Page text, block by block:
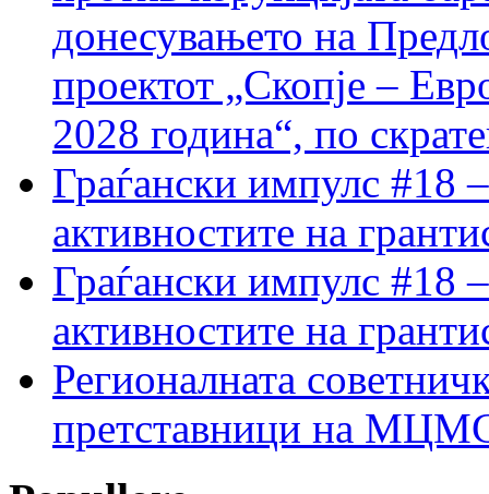
донесувањето на
проектот „Скопје –
2028 година“, по
Граѓански импулс #18
активностите на
Граѓански импулс #18
активностите на
Регионалната
претставници на МЦМС